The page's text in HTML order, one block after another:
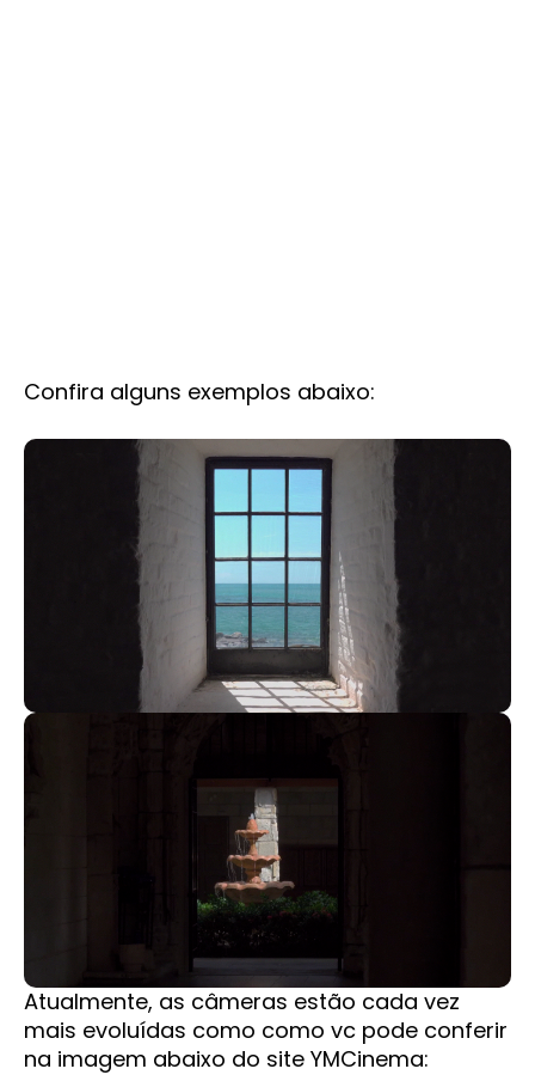
Confira alguns exemplos abaixo:
Atualmente, as câmeras estão cada vez
mais evoluídas como como vc pode conferir
na imagem abaixo do site YMCinema: